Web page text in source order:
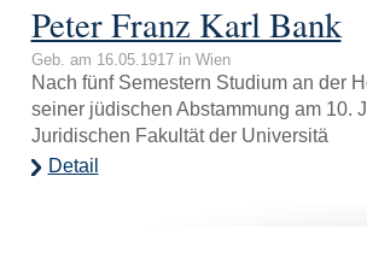
Peter Franz Karl Bank
Geb. am 16.05.1917 in Wien
Nach fünf Semestern Studium an der
seiner jüdischen Abstammung am 10.
Juridischen Fakultät der Universitä
Detail